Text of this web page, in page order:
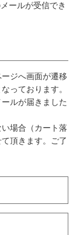
ールが受信でき
ジへ画面が遷移
っております。
ルが届きました
場合（カート落
頂きます。ご了